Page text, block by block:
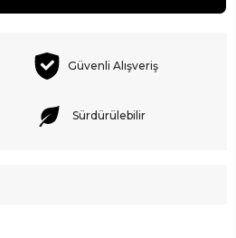
Güvenli Alışveriş
Sürdürülebilir